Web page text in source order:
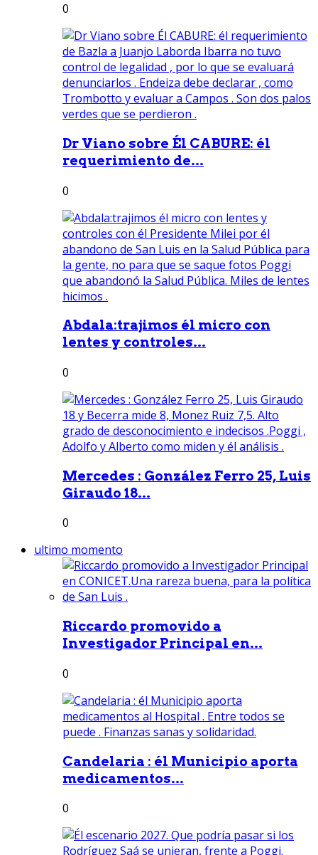
0
Dr Viano sobre Él CABURE: él
requerimiento de...
0
Abdala:trajimos él micro con
lentes y controles...
0
Mercedes : González Ferro 25, Luis
Giraudo 18...
0
ultimo momento
Riccardo promovido a
Investigador Principal en...
0
Candelaria : él Municipio aporta
medicamentos...
0